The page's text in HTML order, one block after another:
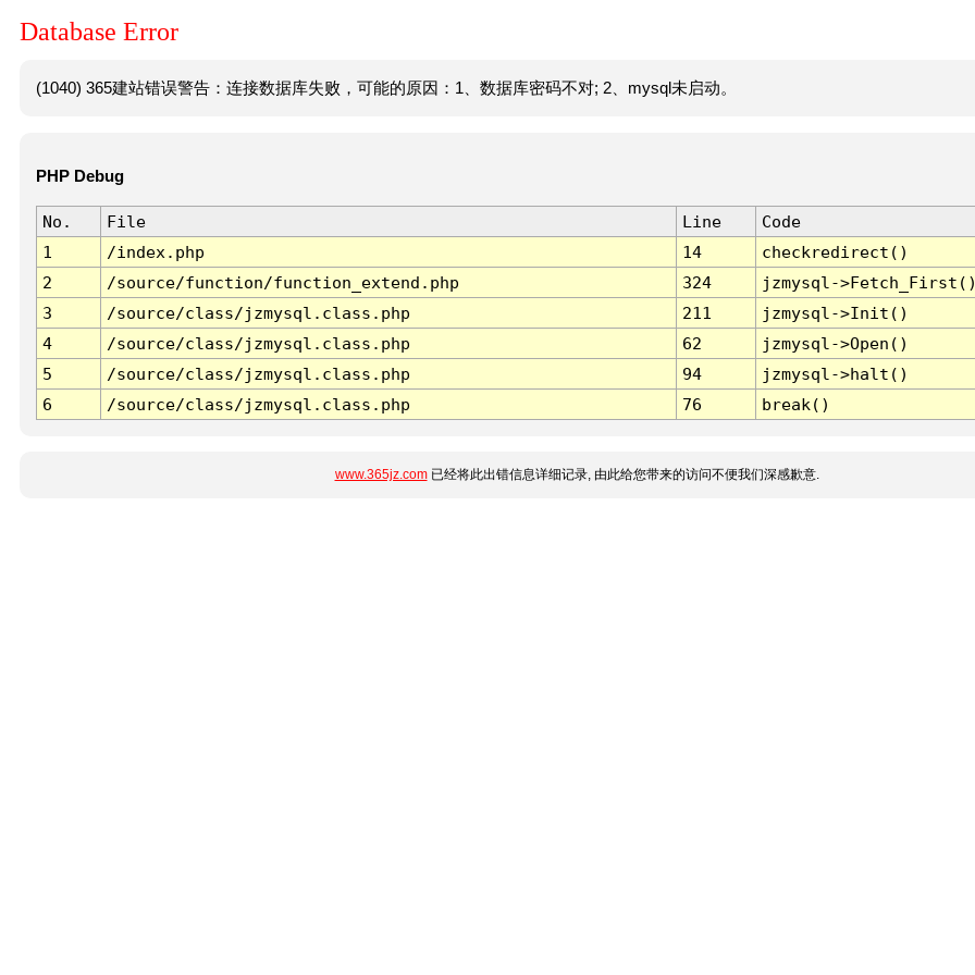
Database Error
(1040) 365建站错误警告：连接数据库失败，可能的原因：1、数据库密码不对; 2、mysql未启动。
PHP Debug
No. File Line
Code
1
/index.php 14
checkredirect()
2
/source/function/function_extend.php 324
jzmysql-
3
/source/class/jzmysql.class.php 211
jzmysql->Init()
4
/source/class/jzmysql.class.php 62
jzmysql->Open()
5
/source/class/jzmysql.class.php 94
jzmysql->halt()
6
/source/class/jzmysql.class.php 76 break()
www.365jz.com已经将此出错信息详细记录, 由此给您带来的访问不便我们深感歉意.